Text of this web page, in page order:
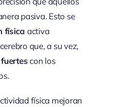
pasiva. Esto se
física activa
que, a su vez,
con los
física mejoran